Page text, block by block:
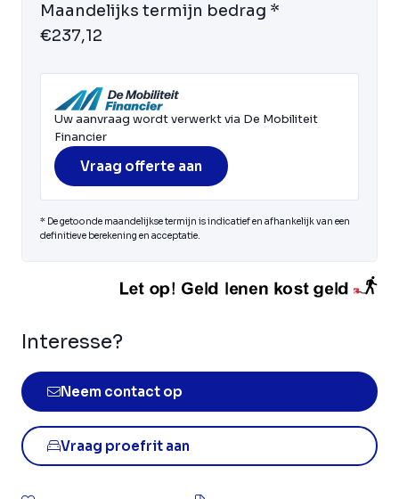
Maandelijks termijn bedrag *
€237,12
Uw aanvraag wordt verwerkt via De Mobiliteit
Financier
Vraag offerte aan
* De getoonde maandelijkse termijn is indicatief en afhankelijk van een
definitieve berekening en acceptatie.
Interesse?
Neem contact op
Vraag proefrit aan